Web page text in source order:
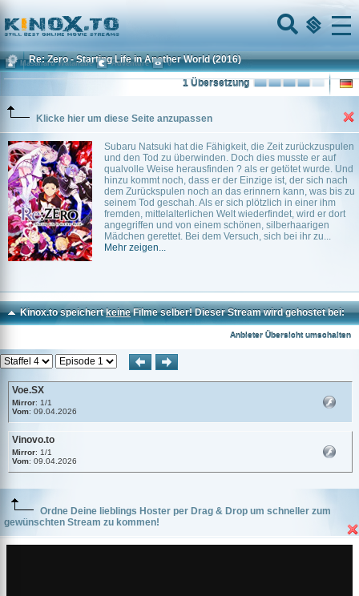
Home
Menu
Re: Zero - Starting Life in Another World (2016)
1 Übersetzung
Klicke hier um diese Seite anzupassen
Subaru Natsuki hat die Fähigkeit, die Zeit zurückzuspulen
und den Tod zu überwinden. Doch dies musste er auf
qualvolle Weise herausfinden ? als er getötet wurde. Und
hinzu kommt noch, dass er der Einzige ist, der sich nach
dem Zurückspulen noch an das erinnern kann, was bis zu
seinem Tod geschah. Als er sich plötzlich in einer ihm
fremden, mittelalterlichen Welt wiederfindet, wird er dort
angegriffen und von einem schönen, silberhaarigen
Mädchen gerettet. Bei dem Versuch, sich bei ihr zu...
Mehr zeigen...
Masaharu Watanabe Adventure 0
Kinox.to speichertkeineFilme selber! Dieser Stream wird gehostet bei:
Anbieter Übersicht umschalten
Voe.SX
Mirror: 1/1
Vom: 09.04.2026
Vinovo.to
Mirror: 1/1
Vom: 09.04.2026
Ordne Deine lieblings Hoster per Drag & Drop um schneller zum
gewünschten Stream zu kommen!